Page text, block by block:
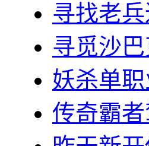
寻找老
寻觅沙
妖杀单
传奇霸